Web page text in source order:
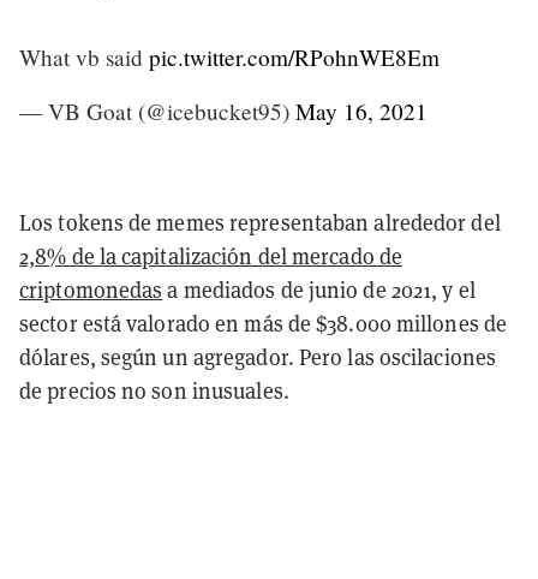
What vb said pic.twitter.com/RPohnWE8Em
— VB Goat (@icebucket95) May 16, 2021
Los tokens de memes representaban alrededor del
2,8% de la capitalización del mercado de
criptomonedas a mediados de junio de 2021, y el
sector está valorado en más de $38.000 millones de
dólares, según un agregador. Pero las oscilaciones
de precios no son inusuales.